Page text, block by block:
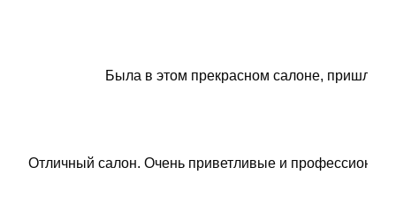
Была в этом прекрасном салоне, пришла с
Отличный салон. Очень приветливые и